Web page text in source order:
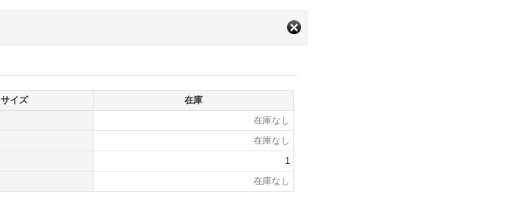
サイズ 在庫
在庫なし
在庫なし
1
在庫なし